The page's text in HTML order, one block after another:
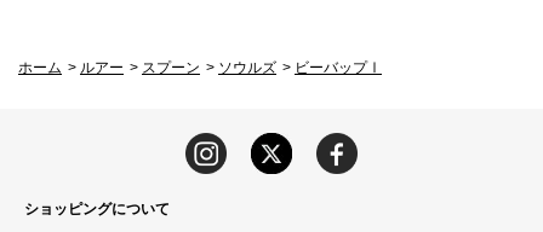
ホーム > ルアー > スプーン > ソウルズ > ビーバップⅠ
ショッピングについて